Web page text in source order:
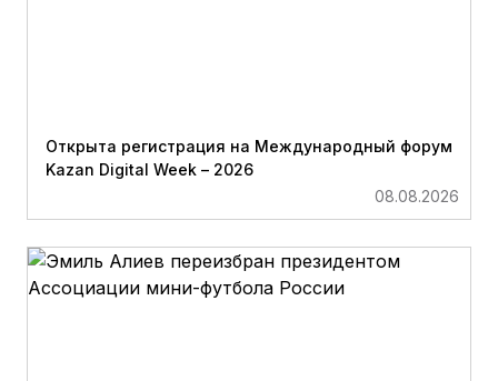
Открыта регистрация на Международный форум
Kazan Digital Week – 2026
08.08.2026